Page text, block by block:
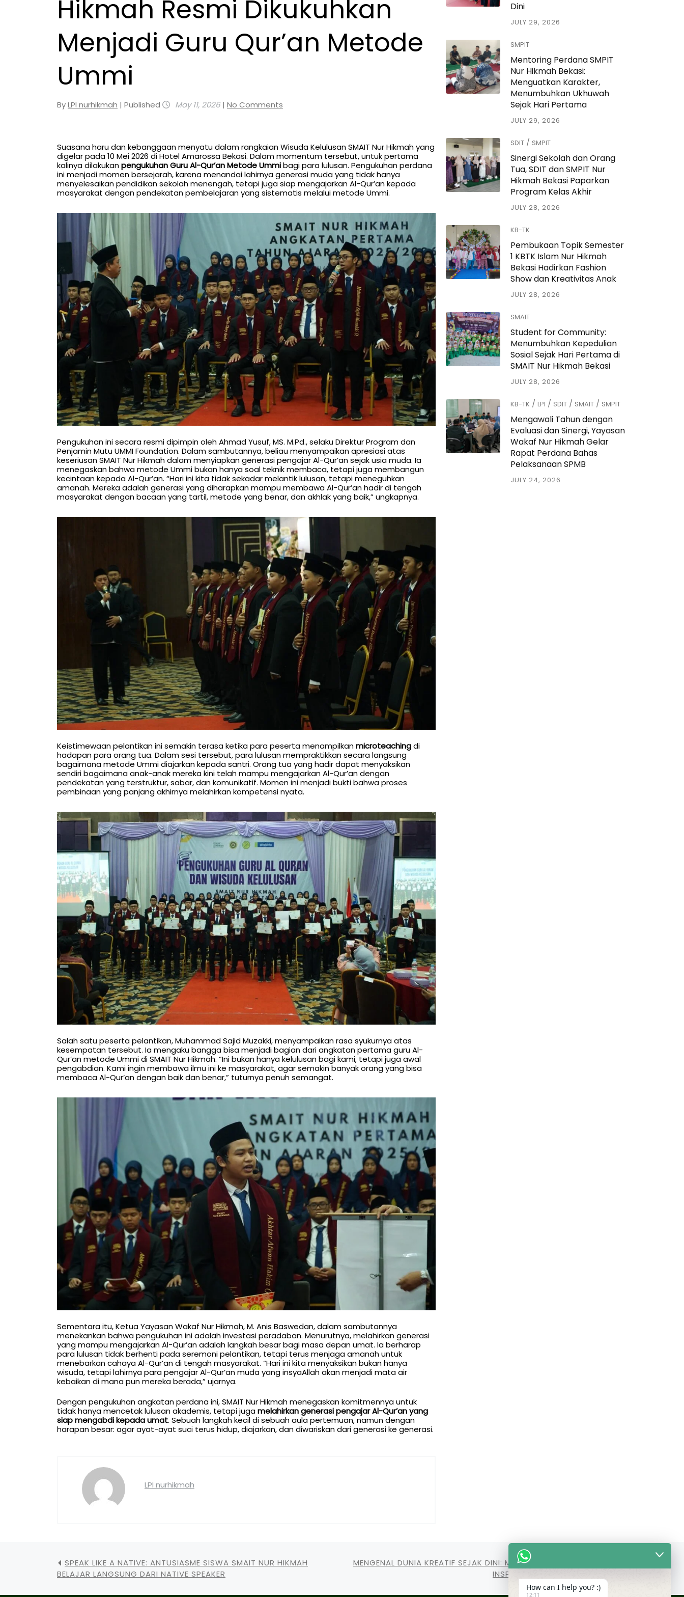
Hikmah Resmi Dikukuhkan
Menjadi Guru Qur’an Metode
Ummi
ByLPI nurhikmah | Published May 11, 2026 | No Comments
Suasana haru dan kebanggaan menyatu dalam rangkaian Wisuda Kelulusan SMAIT Nur Hikmah yang
digelar pada 10 Mei 2026 di Hotel Amarossa Bekasi. Dalam momentum tersebut, untuk pertama
kalinya dilakukanpengukuhan Guru Al-Qur’an Metode Ummibagi para lulusan. Pengukuhan perdana
ini menjadi momen bersejarah, karena menandai lahirnya generasi muda yang tidak hanya
menyelesaikan pendidikan sekolah menengah, tetapi juga siap mengajarkan Al-Qur’an kepada
masyarakat dengan pendekatan pembelajaran yang sistematis melalui metode Ummi.
Pengukuhan ini secara resmi dipimpin oleh Ahmad Yusuf, MS. M.Pd., selaku Direktur Program dan
Penjamin Mutu UMMI Foundation. Dalam sambutannya, beliau menyampaikan apresiasi atas
keseriusan SMAIT Nur Hikmah dalam menyiapkan generasi pengajar Al-Qur’an sejak usia muda. Ia
menegaskan bahwa metode Ummi bukan hanya soal teknik membaca, tetapi juga membangun
kecintaan kepada Al-Qur’an. “Hari ini kita tidak sekadar melantik lulusan, tetapi meneguhkan
amanah. Mereka adalah generasi yang diharapkan mampu membawa Al-Qur’an hadir di tengah
masyarakat dengan bacaan yang tartil, metode yang benar, dan akhlak yang baik,” ungkapnya.
Keistimewaan pelantikan ini semakin terasa ketika para peserta menampilkanmicroteachingdi
hadapan para orang tua. Dalam sesi tersebut, para lulusan mempraktikkan secara langsung
bagaimana metode Ummi diajarkan kepada santri. Orang tua yang hadir dapat menyaksikan
sendiri bagaimana anak-anak mereka kini telah mampu mengajarkan Al-Qur’an dengan
pendekatan yang terstruktur, sabar, dan komunikatif. Momen ini menjadi bukti bahwa proses
pembinaan yang panjang akhirnya melahirkan kompetensi nyata.
Salah satu peserta pelantikan, Muhammad Sajid Muzakki, menyampaikan rasa syukurnya atas
kesempatan tersebut. Ia mengaku bangga bisa menjadi bagian dari angkatan pertama guru Al-
Qur’an metode Ummi di SMAIT Nur Hikmah. “Ini bukan hanya kelulusan bagi kami, tetapi juga awal
pengabdian. Kami ingin membawa ilmu ini ke masyarakat, agar semakin banyak orang yang bisa
membaca Al-Qur’an dengan baik dan benar,” tuturnya penuh semangat.
Sementara itu, Ketua Yayasan Wakaf Nur Hikmah, M. Anis Baswedan, dalam sambutannya
menekankan bahwa pengukuhan ini adalah investasi peradaban. Menurutnya, melahirkan generasi
yang mampu mengajarkan Al-Qur’an adalah langkah besar bagi masa depan umat. Ia berharap
para lulusan tidak berhenti pada seremoni pelantikan, tetapi terus menjaga amanah untuk
menebarkan cahaya Al-Qur’an di tengah masyarakat. “Hari ini kita menyaksikan bukan hanya
wisuda, tetapi lahirnya para pengajar Al-Qur’an muda yang insyaAllah akan menjadi mata air
kebaikan di mana pun mereka berada,” ujarnya.
Dengan pengukuhan angkatan perdana ini, SMAIT Nur Hikmah menegaskan komitmennya untuk
tidak hanya mencetak lulusan akademis, tetapi jugamelahirkan generasi pengajar Al-Qur’an yang
siap mengabdi kepada umat. Sebuah langkah kecil di sebuah aula pertemuan, namun dengan
harapan besar: agar ayat-ayat suci terus hidup, diajarkan, dan diwariskan dari generasi ke generasi.
LPI nurhikmah
Dini
JULY 29, 2026
SMPIT
Mentoring Perdana SMPIT
Nur Hikmah Bekasi:
Menguatkan Karakter,
Menumbuhkan Ukhuwah
Sejak Hari Pertama
JULY 29, 2026
SDIT/ SMPIT
Sinergi Sekolah dan Orang
Tua, SDIT dan SMPIT Nur
Hikmah Bekasi Paparkan
Program Kelas Akhir
JULY 28, 2026
KB-TK
Pembukaan Topik Semester
1 KBTK Islam Nur Hikmah
Bekasi Hadirkan Fashion
Show dan Kreativitas Anak
JULY 28, 2026
SMAIT
Student for Community:
Menumbuhkan Kepedulian
Sosial Sejak Hari Pertama di
SMAIT Nur Hikmah Bekasi
JULY 28, 2026
KB-TK / LPI / SDIT/ SMAIT/ SMPIT
Mengawali Tahun dengan
Evaluasi dan Sinergi, Yayasan
Wakaf Nur Hikmah Gelar
Rapat Perdana Bahas
Pelaksanaan SPMB
JULY 24, 2026
SPEAK LIKE A NATIVE: ANTUSIASME SISWA SMAIT NUR HIKMAH
BELAJAR LANGSUNG DARI NATIVE SPEAKER
MENGENAL DUNIA KREATIF SEJAK DINI: MAHASISWA UI HADIR BERBAGI
INSPIRASI DI SMAIT NUR HIKMAH
How can I help you? :)
12:11